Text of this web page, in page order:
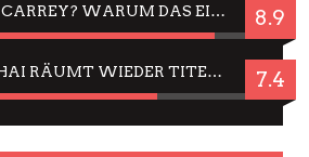
CÉSAR FÜR JIM CARREY? WARUM DAS EINER DER NERVIGSTEN ACTORS IST UND BLEIBT 8.9
JING JING: IN-THAI RÄUMT WIEDER TITEL AB – EIN ZWEI-STUNDEN-ERLEBNISBERICHT 7.4